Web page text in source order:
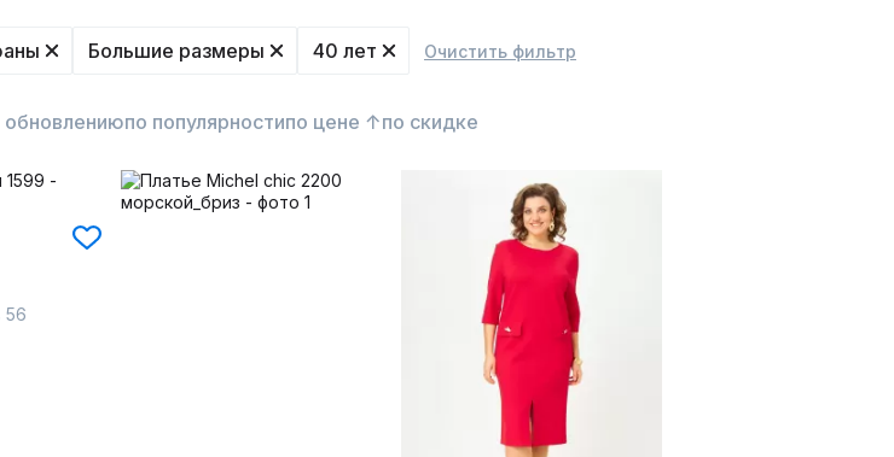
Большие размеры 40 лет Очистить фильтр
обновлениюпо популярностипо цене ↑по скидке
,56